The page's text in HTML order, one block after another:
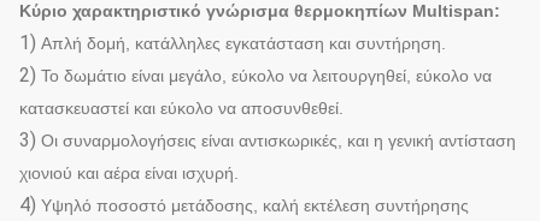
Κύριο χαρακτηριστικό γνώρισμα θερμοκηπίων Multispan:
1) Απλή δομή, κατάλληλες εγκατάσταση και συντήρηση.
2) Το δωμάτιο είναι μεγάλο, εύκολο να λειτουργηθεί, εύκολο να
κατασκευαστεί και εύκολο να αποσυνθεθεί.
3) Οι συναρμολογήσεις είναι αντισκωρικές, και η γενική αντίσταση
χιονιού και αέρα είναι ισχυρή.
4) Υψηλό ποσοστό μετάδοσης, καλή εκτέλεση συντήρησης